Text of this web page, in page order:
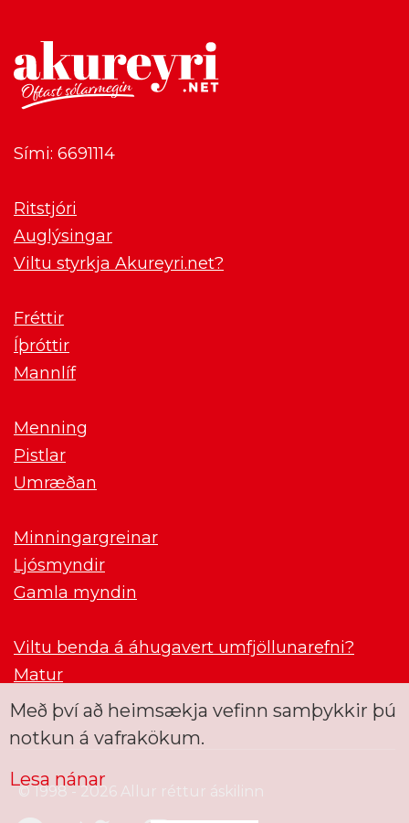
Sími: 6691114
Ritstjóri
Auglýsingar
Viltu styrkja Akureyri.net?
Fréttir
Íþróttir
Mannlíf
Menning
Pistlar
Umræðan
Minningargreinar
Ljósmyndir
Gamla myndin
Viltu benda á áhugavert umfjöllunarefni?
Matur
© 1998 - 2026 Allur réttur áskilinn
Með því að heimsækja vefinn samþykkir þú
notkun á vafrakökum.
Lesa nánar